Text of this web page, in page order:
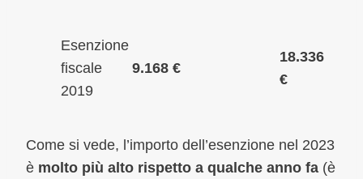
Esenzione
fiscale
2019
9.168 €
18.336
€
Come si vede, l’importo dell’esenzione nel 2023
è molto più alto rispetto a qualche anno fa (è